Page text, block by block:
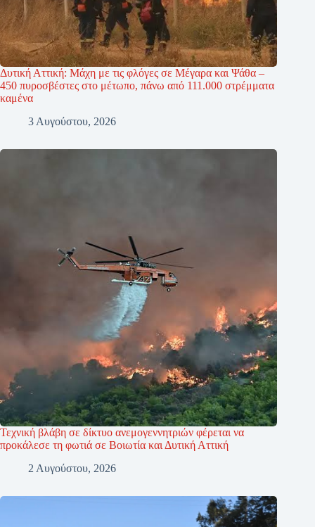
Δυτική Αττική: Μάχη με τις φλόγες σε Μέγαρα και Ψάθα –
450 πυροσβέστες στο μέτωπο, πάνω από 111.000 στρέμματα
καμένα
3 Αυγούστου, 2026
Τεχνική βλάβη σε δίκτυο ανεμογεννητριών φέρεται να
προκάλεσε τη φωτιά σε Βοιωτία και Δυτική Αττική
2 Αυγούστου, 2026